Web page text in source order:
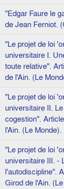
"Edgar Faure le
de Jean Ferniot.
"Le projet de loi
universitaire I.
toute relative".
de l'Ain. (Le
"Le projet de loi
universitaire II.
cogestion".
l'Ain. (Le Monde).
"Le projet de loi
universitaire III. -
l'autodiscipline".
Girod de l'Ain.